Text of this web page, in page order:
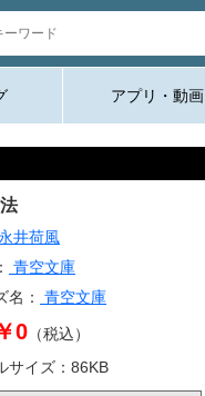
アプリ・動画
永井荷風
青空文庫
名：
青空文庫
0 （税込）
サイズ： 86KB